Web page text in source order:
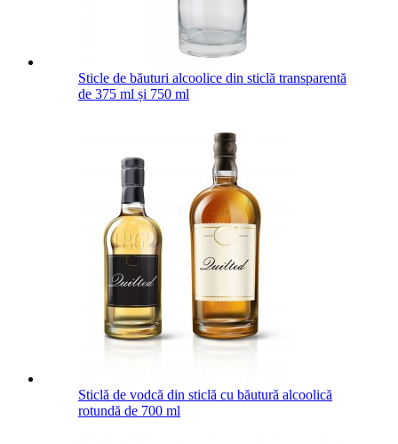
Sticle de băuturi alcoolice din sticlă transparentă
de 375 ml și 750 ml
Sticlă de vodcă din sticlă cu băutură alcoolică
rotundă de 700 ml